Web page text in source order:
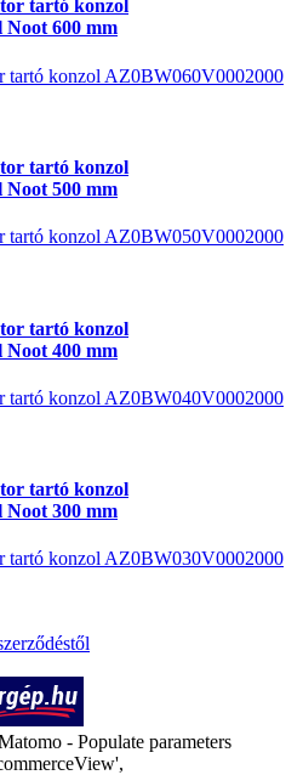
tartó konzol
Noot 600 mm
tartó konzol AZ0BW060V0002000
tartó konzol
Noot 500 mm
tartó konzol AZ0BW050V0002000
tartó konzol
Noot 400 mm
tartó konzol AZ0BW040V0002000
tartó konzol
Noot 300 mm
tartó konzol AZ0BW030V0002000
- Populate parameters